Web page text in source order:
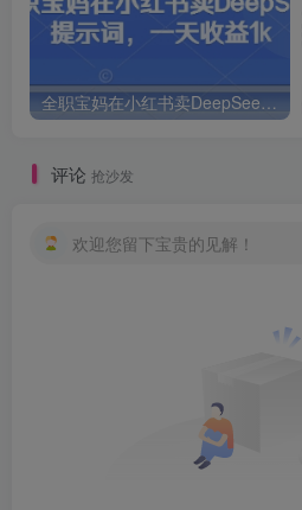
全职宝妈在小红书卖DeepSeek提示词，一天收益1k
评论 抢沙发
欢迎您留下宝贵的见解！